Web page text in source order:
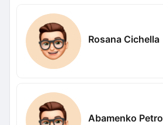
Rosana Cichella
Abamenko Petro